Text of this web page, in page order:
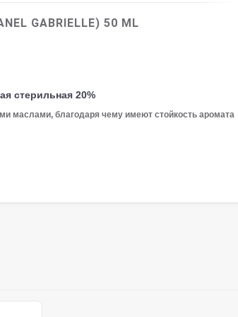
GABRIELLE) 50 ML
стерильная 20%
маслами, благодаря чему имеют стойкость аромата